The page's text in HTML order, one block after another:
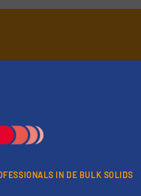
binnen de
twee nieuwsbrieven, de
nieuwsbrief (iedere tweede
IN DE BULK SOLIDS